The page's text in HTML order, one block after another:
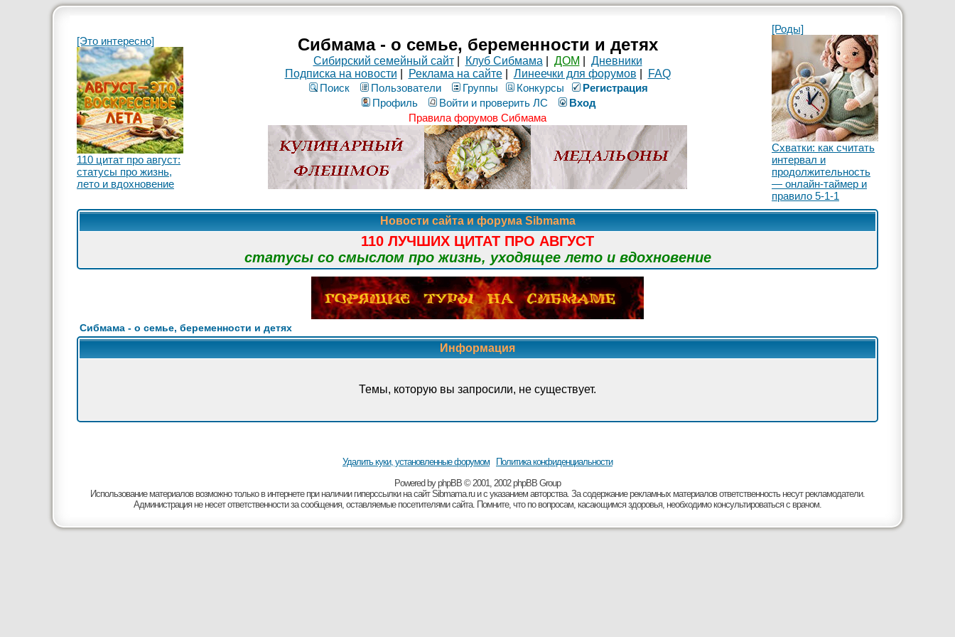
[Это интересно]
110 цитат про август:
статусы про жизнь,
лето и вдохновение
Сибмама - о семье, беременности и детях
Сибирский семейный сайт| Клуб Сибмама ДОМ
Дневники
Подписка на новости
Реклама на сайте| Линеечки для форумов
FAQ
Поиск
Пользователи Группы Конкурсы
Рeгиcтpaция
Профиль
Войти и проверить ЛС
Вход
Правила форумов Сибмама
[Роды]
Схватки: как считать
интервал и
продолжительность
— онлайн-таймер и
правило 5-1-1
Новости сайта и форума Sibmama
110 ЛУЧШИХ ЦИТАТ ПРО АВГУСТ
статусы со смыслом про жизнь, уходящее лето и вдохновение
Сибмама - о семье, беременности и детях
Информация
Темы, которую вы запросили, не существует.
Удалить куки, установленные форумом
Политика конфиденциальности
Powered byрhрВВ © 2001, 2002 рhрВВ Grоuр
Использование материалов возможно только в интернете при наличии гиперссылки на сайт Sibmama.ru и с указанием авторства. За содержание рекламных материалов ответственность несут рекламодатели.
Администрация не несет ответственности за сообщения, оставляемые посетителями сайта. Помните, что по вопросам, касающимся здоровья, необходимо консультироваться с врачом.